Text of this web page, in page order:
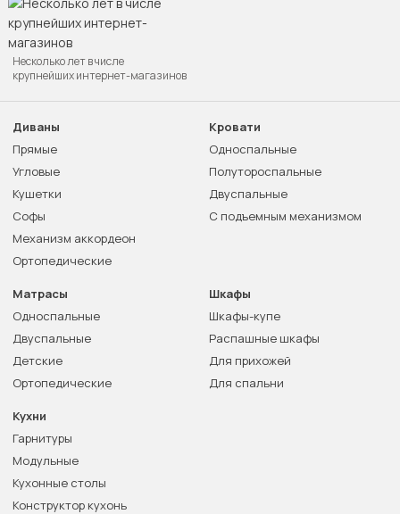
Несколько лет в числе
крупнейших интернет-магазинов
Диваны
Прямые
Угловые
Кушетки
Софы
Механизм аккордеон
Ортопедические
Кровати
Односпальные
Полутороспальные
Двуспальные
С подъемным механизмом
Матрасы
Односпальные
Двуспальные
Детские
Ортопедические
Шкафы
Шкафы-купе
Распашные шкафы
Для прихожей
Для спальни
Кухни
Гарнитуры
Модульные
Кухонные столы
Конструктор кухонь